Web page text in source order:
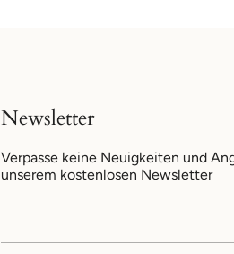
Newsletter
Verpasse keine Neuigkeiten und
unserem kostenlosen Newsletter